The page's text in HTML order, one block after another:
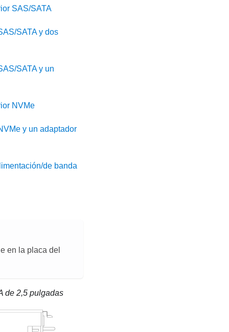
SAS/SATA
SATA y dos
SATA y un
NVMe
y un adaptador
de banda
en la placa del
de 2,5 pulgadas